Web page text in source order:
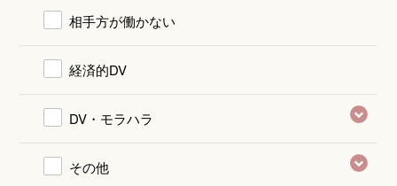
相手方が働かない
経済的DV
DV・モラハラ
その他